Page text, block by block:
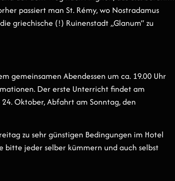
passiert man St. Rémy, wo Nostradamus
griechische (!) Ruinenstadt „Glanum“ zu
gemeinsamen Abendessen um ca. 19.00 Uhr
Der erste Unterricht findet am
Oktober, Abfahrt am Sonntag, den
zu sehr günstigen Bedingungen im Hotel
bitte jeder selber kümmern und auch selbst